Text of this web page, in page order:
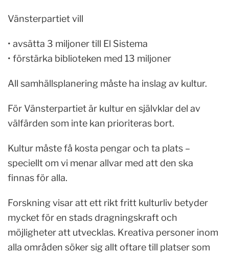
Vänsterpartiet vill
• avsätta 3 miljoner till El Sistema
• förstärka biblioteken med 13 miljoner
All samhällsplanering måste ha inslag av kultur.
För Vänsterpartiet är kultur en självklar del av
välfärden som inte kan prioriteras bort.
Kultur måste få kosta pengar och ta plats –
speciellt om vi menar allvar med att den ska
finnas för alla.
Forskning visar att ett rikt fritt kulturliv betyder
mycket för en stads dragningskraft och
möjligheter att utvecklas. Kreativa personer inom
alla områden söker sig allt oftare till platser som